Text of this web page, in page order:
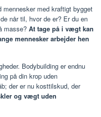
mennesker med kraftigt bygget
når til, hvor de er? Er du en
masse? At tage på i vægt kan
mennesker arbejder hen
Bodybuilding er endnu
på din krop uden
der er nu kosttilskud, der
og vægt uden